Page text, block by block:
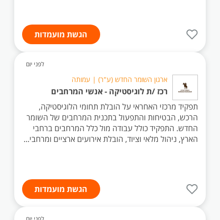
הגשת מועמדות
לפני יום
ארגון השומר החדש (ע"ר) | עמותה
רכז /ת לוגיסטיקה - אנשי המרחבים
תפקיד מרכזי האחראי על הובלת תחומי הלוגיסטיקה,
הרכש, הבטיחות והתפעול בתכנית המרחבים של השומר
החדש. התפקיד כולל עבודה מול כלל המרחבים ברחבי
הארץ, ניהול מלאי וציוד, הובלת אירועים ארציים ומרחבי...
הגשת מועמדות